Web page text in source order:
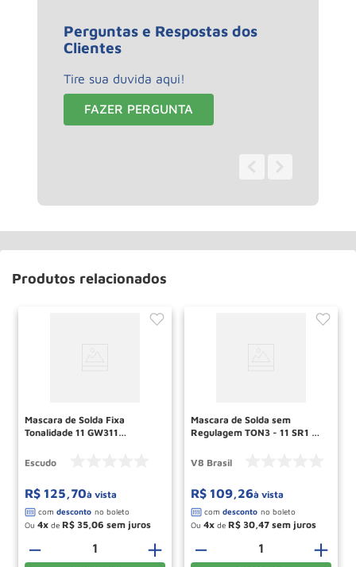
Perguntas e Respostas dos
Clientes
Tire sua duvida aqui!
FAZER PERGUNTA
Produtos relacionados
Mascara de Solda Fixa
Tonalidade 11 GW311
Escudo
R$ 125,70à vista
Ou 4 de R$ 35 06
＋
－
Mascara de Solda sem
Regulagem TON3 - 11 SR1 V8
V8 Brasil
R$ 109,26à vista
Ou 4 de R$ 30 47
＋
－